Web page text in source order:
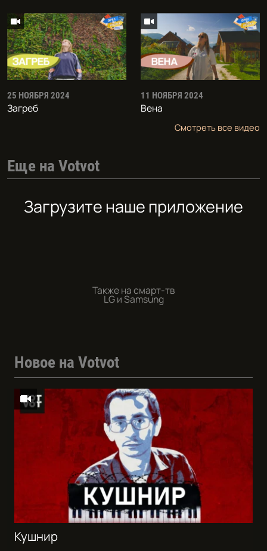
25 НОЯБРЯ 2024
Загреб
11 НОЯБРЯ 2024
Вена
Смотреть все видео
Еще на Votvot
Загрузите наше приложение
Также на смарт-тв
LG и Samsung
Новое на Votvot
Кушнир